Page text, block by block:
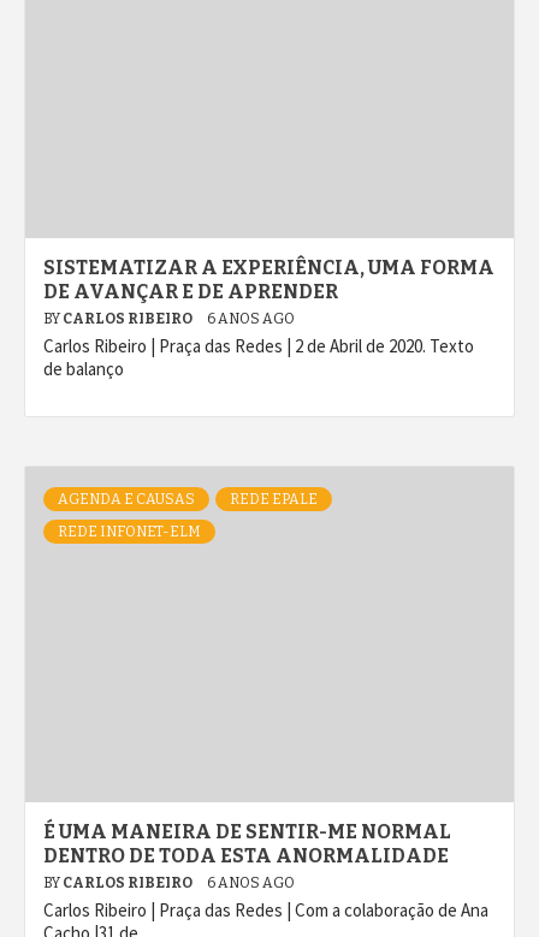
SISTEMATIZAR A EXPERIÊNCIA, UMA FORMA
DE AVANÇAR E DE APRENDER
BY CARLOS RIBEIRO 6 ANOS AGO
Carlos Ribeiro | Praça das Redes | 2 de Abril de 2020. Texto
de balanço
AGENDA E CAUSAS
REDE EPALE
REDE INFONET-ELM
É UMA MANEIRA DE SENTIR-ME NORMAL
DENTRO DE TODA ESTA ANORMALIDADE
BY CARLOS RIBEIRO 6 ANOS AGO
Carlos Ribeiro | Praça das Redes | Com a colaboração de Ana